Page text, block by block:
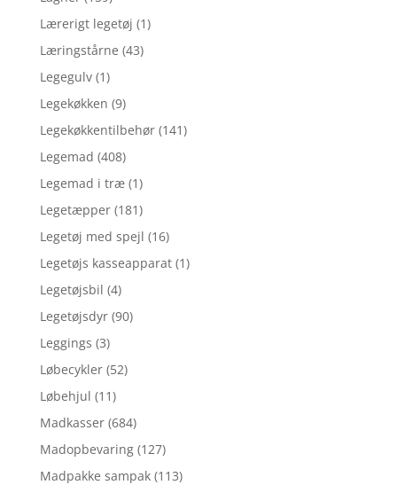
Lærerigt legetøj (1)
Læringstårne (43)
Legegulv (1)
Legekøkken (9)
Legekøkkentilbehør (141)
Legemad (408)
Legemad i træ (1)
Legetæpper (181)
Legetøj med spejl (16)
Legetøjs kasseapparat (1)
Legetøjsbil (4)
Legetøjsdyr (90)
Leggings (3)
Løbecykler (52)
Løbehjul (11)
Madkasser (684)
Madopbevaring (127)
Madpakke sampak (113)